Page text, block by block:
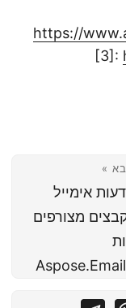
https://
»
אימייל
מצורפים